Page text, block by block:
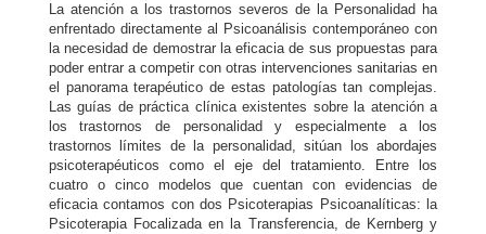
La atención a los trastornos severos de la Personalidad ha
enfrentado directamente al Psicoanálisis contemporáneo con
la necesidad de demostrar la eficacia de sus propuestas para
poder entrar a competir con otras intervenciones sanitarias en
el panorama terapéutico de estas patologías tan complejas.
Las guías de práctica clínica existentes sobre la atención a
los trastornos de personalidad y especialmente a los
trastornos límites de la personalidad, sitúan los abordajes
psicoterapéuticos como el eje del tratamiento. Entre los
cuatro o cinco modelos que cuentan con evidencias de
eficacia contamos con dos Psicoterapias Psicoanalíticas: la
Psicoterapia Focalizada en la Transferencia, de Kernberg y